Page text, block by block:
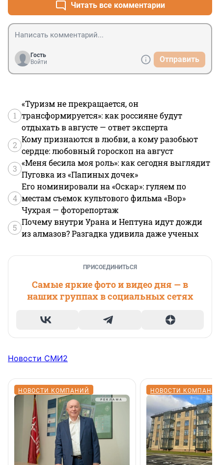
Читать все комментарии
Гость
Войти
Отправить
1
«Туризм не прекращается, он
трансформируется»: как россияне будут
отдыхать в августе — ответ эксперта
2
Кому признаются в любви, а кому разобьют
сердце: любовный гороскоп на август
3
«Меня бесила моя роль»: как сегодня выглядит
Пуговка из «Папиных дочек»
4
Его номинировали на «Оскар»: гуляем по
местам съемок культового фильма «Вор»
Чухрая — фоторепортаж
5
Почему внутри Урана и Нептуна идут дожди
из алмазов? Разгадка удивила даже ученых
ПРИСОЕДИНИТЬСЯ
Самые яркие фото и видео дня — в
наших группах в социальных сетях
Новости СМИ2
НОВОСТИ КОМПАНИЙ НОВОСТИ